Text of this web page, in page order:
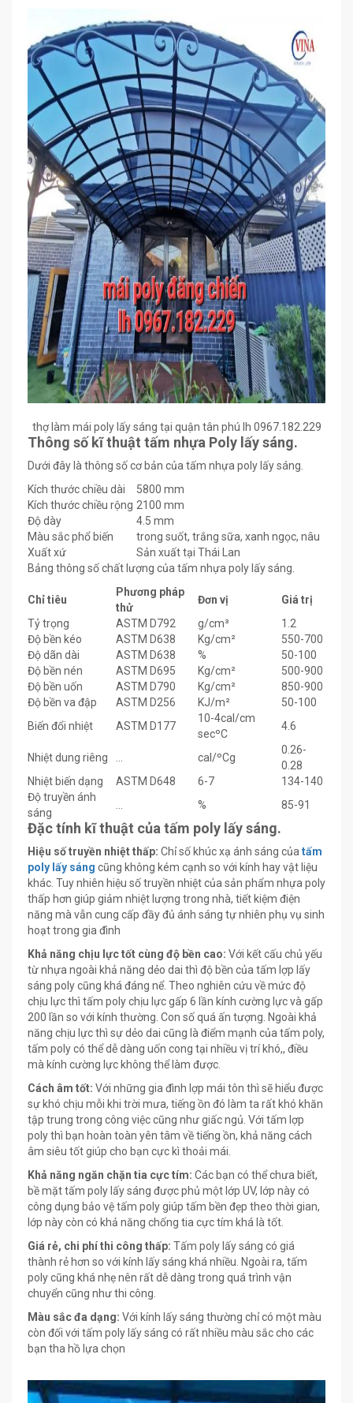
thợ làm mái poly lấy sáng tại quận tân phú lh 0967.182.229
Thông số kĩ thuật tấm nhựa Poly lấy sáng.
Dưới đây là thông số cơ bản của tấm nhựa poly lấy sáng.
Kích thước chiều dài
5800 mm
Kích thước chiều rộng 2100 mm
Độ dày
4.5 mm
Màu sắc phổ biến
trong suốt, trắng sữa, xanh ngọc, nâu
Xuất xứ
Sản xuất tại Thái Lan
Bảng thông số chất lượng của tấm nhựa poly lấy sáng.
Chỉ tiêu
Phương pháp
thử
Đơn vị
Giá trị
Tỷ trọng
ASTM D792 g/cm³
1.2
Độ bền kéo
ASTM D638 Kg/cm²
550-700
Độ dãn dài
ASTM D638 %
50-100
Độ bền nén
ASTM D695 Kg/cm²
500-900
Độ bền uốn
ASTM D790 Kg/cm²
850-900
Độ bền va đập
ASTM D256 KJ/m²
50-100
Biến đổi nhiệt
ASTM D177
10-4cal/cm
secºC
4.6
Nhiệt dung riêng cal/ºCg
0.26-
0.28
Nhiệt biến dạng
ASTM D648 6-7
134-140
Độ truyền ánh
sáng
% 85-91
Đặc tính kĩ thuật của tấm poly lấy sáng.
Hiệu số truyền nhiệt thấp: Chỉ số khúc xạ ánh sáng của tấm
poly lấy sáng cũng không kém cạnh so với kính hay vật liệu
khác. Tuy nhiên hiệu số truyền nhiệt của sản phẩm nhựa poly
thấp hơn giúp giảm nhiệt lượng trong nhà, tiết kiệm điện
năng mà vẫn cung cấp đầy đủ ánh sáng tự nhiên phụ vụ sinh
hoạt trong gia đình
Khả năng chịu lực tốt cùng độ bền cao: Với kết cấu chủ yếu
từ nhựa ngoài khả năng dẻo dai thì độ bền của tấm lợp lấy
sáng poly cũng khá đáng nể. Theo nghiên cứu về mức độ
chịu lực thì tấm poly chịu lực gấp 6 lần kính cường lực và gấp
200 lần so với kính thường. Con số quá ấn tượng. Ngoài khả
năng chịu lực thì sự dẻo dai cũng là điểm mạnh của tấm poly,
tấm poly có thể dễ dàng uốn cong tại nhiều vị trí khó,, điều
mà kính cường lực không thể làm được.
Cách âm tốt: Với những gia đình lợp mái tôn thì sẽ hiểu được
sự khó chịu mỗi khi trời mưa, tiếng ồn đó làm ta rất khó khăn
tập trung trong công việc cũng như giấc ngủ. Với tấm lợp
poly thì bạn hoàn toàn yên tâm về tiếng ồn, khả năng cách
âm siêu tốt giúp cho bạn cực kì thoải mái.
Khả năng ngăn chặn tia cực tím: Các bạn có thể chưa biết,
bề mặt tấm poly lấy sáng được phủ một lớp UV, lớp này có
công dụng bảo vệ tấm poly giúp tấm bền đẹp theo thời gian,
lớp này còn có khả năng chống tia cực tím khá là tốt.
Giá rẻ, chi phí thi công thấp: Tấm poly lấy sáng có giá
thành rẻ hơn so với kính lấy sáng khá nhiều. Ngoài ra, tấm
poly cũng khá nhẹ nên rất dễ dàng trong quá trình vận
chuyển cũng như thi công.
Màu sắc đa dạng: Với kính lấy sáng thường chỉ có một màu
còn đối với tấm poly lấy sáng có rất nhiều màu sắc cho các
bạn tha hồ lựa chọn